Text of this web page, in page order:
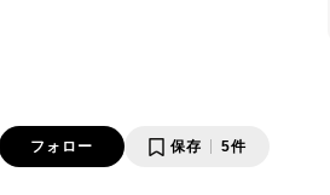
フォロー 保存 5件